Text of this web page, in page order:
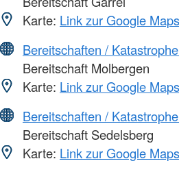
Karte: Link zur Google
Bereitschaften /
Bereitschaft Molbergen
Karte: Link zur Google
Bereitschaften /
Bereitschaft Sedelsberg
Karte: Link zur Google